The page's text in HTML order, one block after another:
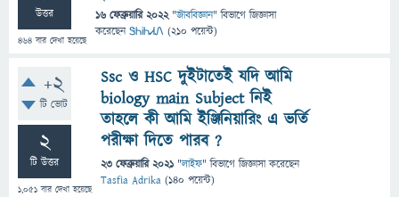
উত্তর
464 বার দেখা হয়েছে
16 ফেব্রুয়ারি 2022 "জীববিজ্ঞান" বিভাগে জিজ্ঞাসা
করেছেনᏕᏂᎥᏂᏗᏁ (210 পয়েন্ট)
+2
টি ভোট
2
টি উত্তর
1,051 বার দেখা হয়েছে
Ssc ও HSC দুইটাতেই যদি আমি
biology main Subject নিই
তাহলে কী আমি ইঞ্জিনিয়ারিং এ ভর্তি
পরীক্ষা দিতে পারব ?
23 ফেব্রুয়ারি 2021 "লাইফ" বিভাগে জিজ্ঞাসাকরেছেন
Tasfia Adrika (140 পয়েন্ট)